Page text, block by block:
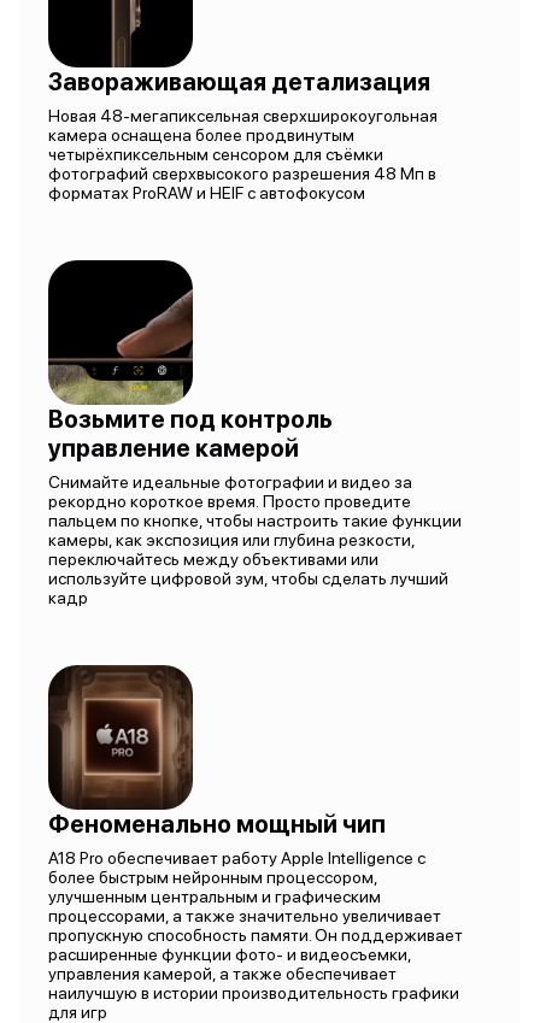
Завораживающая детализация
Новая 48-мегапиксельная сверхширокоугольная
камера оснащена более продвинутым
четырёхпиксельным сенсором для съёмки
фотографий сверхвысокого разрешения 48 Мп в
форматах ProRAW и HEIF с автофокусом
Возьмите под контроль
управление камерой
Снимайте идеальные фотографии и видео за
рекордно короткое время. Просто проведите
пальцем по кнопке, чтобы настроить такие функции
камеры, как экспозиция или глубина резкости,
переключайтесь между объективами или
используйте цифровой зум, чтобы сделать лучший
кадр
Феноменально мощный чип
A18 Pro обеспечивает работу Apple Intelligence с
более быстрым нейронным процессором,
улучшенным центральным и графическим
процессорами, а также значительно увеличивает
пропускную способность памяти. Он поддерживает
расширенные функции фото- и видеосъемки,
управления камерой, а также обеспечивает
наилучшую в истории производительность графики
для игр